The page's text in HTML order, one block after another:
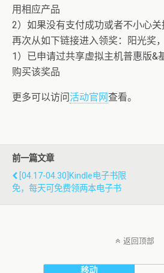
用相应产品
2）如果没有支付成功或者不小心
再次从如下链接进入领奖：阳光奖
1）已申请过共享虚拟主机普惠版&
购买该奖品
更多可以访问活动官网查看。
前一篇文章
[04.17-04.30]Kindle电子书限
免，每天可免费领两本电子书
返回顶部
移动